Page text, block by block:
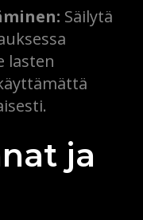
Säilytä
lasten
ja